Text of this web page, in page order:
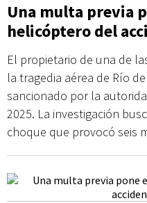
Una multa previa
helicóptero del
El propietario de una de
la tragedia aérea de Río
sancionado por la
2025. La investigación
choque que provocó seis